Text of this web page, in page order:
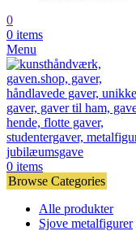
0
0 items
Menu
0 items
Browse Categories
Alle produkter
Sjove metalfigurer